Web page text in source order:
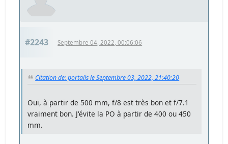
#2243 Septembre 04, 2022, 00:06:06
Citation de: portalis le Septembre 03, 2022, 21:40:20
Oui, à partir de 500 mm, f/8 est très bon et f/7.1
vraiment bon. J'évite la PO à partir de 400 ou 450
mm.